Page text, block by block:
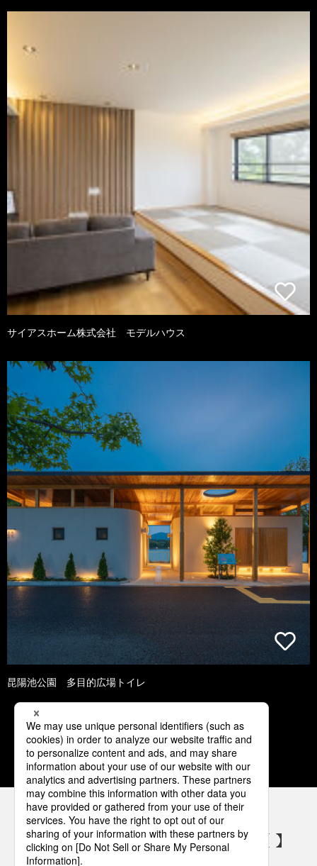
サイアスホーム株式会社 モデルハウス
昆陽池公園 多目的広場トイレ
1 2 3 4 5
パナソニックの電気設備 SNSアカウント